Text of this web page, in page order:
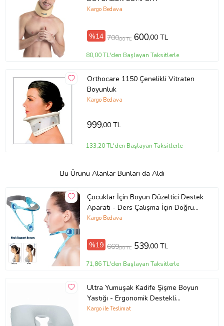
Kargo Bedava
%14 700,00 TL 600,00 TL
80,00 TL'den Başlayan Taksitlerle
Orthocare 1150 Çenelikli Vitraten
Boyunluk
Kargo Bedava
999,00 TL
133,20 TL'den Başlayan Taksitlerle
Bu Ürünü Alanlar Bunları da Aldı
Çocuklar İçin Boyun Düzeltici Destek
Aparatı - Ders Çalışma İçin Doğru
Duruş Yardımcısı (Mavi)
Kargo Bedava
%19 669,00 TL 539,00 TL
71,86 TL'den Başlayan Taksitlerle
Ultra Yumuşak Kadife Şişme Boyun
Yastığı - Ergonomik Destekli
Yolculuk Yastığı
Kargo ile Teslimat